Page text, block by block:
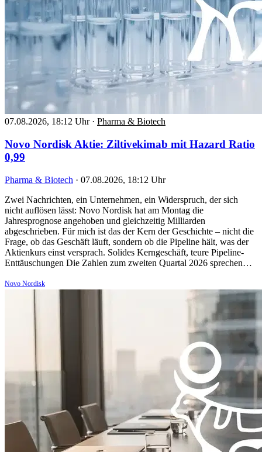
07.08.2026, 18:12 Uhr · Pharma & Biotech
Novo Nordisk Aktie: Ziltivekimab mit Hazard Ratio
0,99
Pharma & Biotech · 07.08.2026, 18:12 Uhr
Zwei Nachrichten, ein Unternehmen, ein Widerspruch, der sich
nicht auflösen lässt: Novo Nordisk hat am Montag die
Jahresprognose angehoben und gleichzeitig Milliarden
abgeschrieben. Für mich ist das der Kern der Geschichte – nicht die
Frage, ob das Geschäft läuft, sondern ob die Pipeline hält, was der
Aktienkurs einst versprach. Solides Kerngeschäft, teure Pipeline-
Enttäuschungen Die Zahlen zum zweiten Quartal 2026 sprechen…
Novo Nordisk